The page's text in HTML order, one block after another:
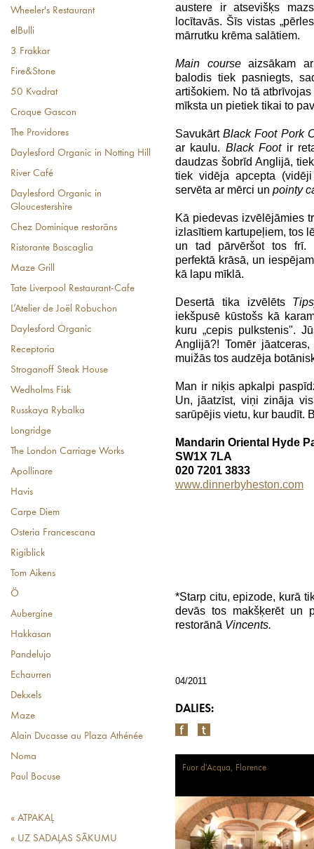
Wheeler's Restaurant
elBulli
3 Frakkar
Fire&Stone
50 Kvadrat
Croque Gascon
The Providores
Daylesford Organic in Notting Hill
River Café
Daylesford Organic in
Gloucestershire
Chez Dominique restorāns
Ristorante Boscaglia
Maze Grill
Tate Liverpool Restaurant-Cafe
L’Atelier de Joël Robuchon
Daylesford Organic
Receptoria
Stroganoff Steak House
Wedholms Fisk
Russkaya Rybalka
Longridge
The London Carriage Works
Apollinare
Havis
Carpe Diem
Osteria Francescana
Rigiblick
Tom Aikens
Ö
Aubergine
Hakkasan
Pandelujo
Echaurren
Dekxels
Maze
Alain Ducasse au Plaza Athénée
Noma
Paul Bocuse
« ATPAKAĻ
« UZ SADAĻAS SĀKUMU
austere ir atsevišķs
locītavās. Šīs vistas
mārrutku krēma salātiem.
Main courseaizsākam
balodis tiek pasniegts,
artišokiem. No tā
mīksta un pietiek tikai to
SavukārtBlack Foot Pork
ar kaulu. Black Footir
daudzas šobrīd Anglijā,
tiek vidēja apcepta
servēta ar mērci un pointy
Kā piedevas izvēlējāmies
izlasītiem kartupeļiem, tos
un tad pārvēršot tos frī.
perfektā krāsā, un
kā lapu mīklā.
Desertā tika izvēlēts
iekšpusē kūstošs kā
kuru „cepis pulkstenis".
Anglijā?! Tomēr
muižās tos audzēja
Man ir niķis apkalpi
Un, jāatzīst, viņi zināja
sarūpējis vietu, kur baudīt.
Mandarin Oriental Hyde
SW1X 7LA
020 7201 3833
www.dinnerbyheston.com
*Starp citu, epizode, kurā
devās tos makšķerēt un
restorānā Vincents.
04/2011
DALIES:
Fuor d'Acqua, Florence